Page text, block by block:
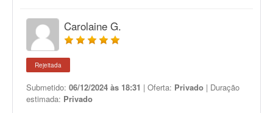
Carolaine G.
Rejeitada
Submetido: 06/12/2024 às 18:31 | Oferta: Privado | Duração
estimada: Privado